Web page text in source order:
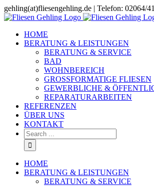
Skip
to
gehling(at)fliesengehling.de | Telefon: 02064/
HOME
BERATUNG & LEISTUNGEN
BERATUNG & SERVICE
BAD
WOHNBEREICH
GROSSFORMATIGE FLIESEN
GEWERBLICHE &
REPARATURARBEITEN
REFERENZEN
ÜBER UNS
KONTAKT
Search
for:
HOME
BERATUNG & LEISTUNGEN
BERATUNG & SERVICE